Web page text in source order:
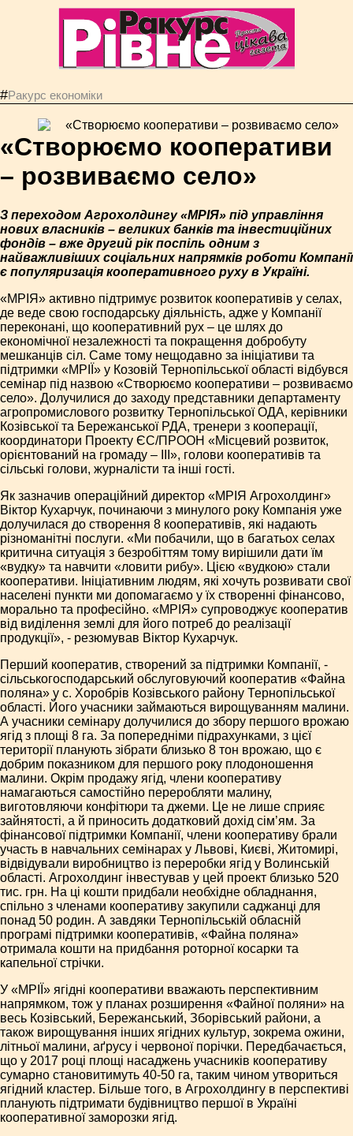
#Ракурс економiки
«Створюємо кооперативи
– розвиваємо село»
З переходом Агрохолдингу «МРІЯ» під управління
нових власників – великих банків та інвестиційних
фондів – вже другий рік поспіль одним з
найважливіших соціальних напрямків роботи Компанії
є популяризація кооперативного руху в Україні.
«МРІЯ» активно підтримує розвиток кооперативів у селах,
де веде свою господарську діяльність, адже у Компанії
переконані, що кооперативний рух – це шлях до
економічної незалежності та покращення добробуту
мешканців сіл. Саме тому нещодавно за ініціативи та
підтримки «МРІЇ» у Козовій Тернопільської області відбувся
семінар під назвою «Створюємо кооперативи – розвиваємо
село». Долучилися до заходу представники департаменту
агропромислового розвитку Тернопільської ОДА, керівники
Козівської та Бережанської РДА, тренери з кооперації,
координатори Проекту ЄС/ПРООН «Місцевий розвиток,
орієнтований на громаду – ІІІ», голови кооперативів та
сільські голови, журналісти та інші гості.
Як зазначив операційний директор «МРІЯ Агрохолдинг»
Віктор Кухарчук, починаючи з минулого року Компанія уже
долучилася до створення 8 кооперативів, які надають
різноманітні послуги. «Ми побачили, що в багатьох селах
критична ситуація з безробіттям тому вирішили дати їм
«вудку» та навчити «ловити рибу». Цією «вудкою» стали
кооперативи. Ініціативним людям, які хочуть розвивати свої
населені пункти ми допомагаємо у їх створенні фінансово,
морально та професійно. «МРІЯ» супроводжує кооператив
від виділення землі для його потреб до реалізації
продукції», - резюмував Віктор Кухарчук.
Перший кооператив, створений за підтримки Компанії, -
сільськогосподарський обслуговуючий кооператив «Файна
поляна» у с. Хоробрів Козівського району Тернопільської
області. Його учасники займаються вирощуванням малини.
А учасники семінару долучилися до збору першого врожаю
ягід з площі 8 га. За попередніми підрахунками, з цієї
території планують зібрати близько 8 тон врожаю, що є
добрим показником для першого року плодоношення
малини. Окрім продажу ягід, члени кооперативу
намагаються самостійно переробляти малину,
виготовляючи конфітюри та джеми. Це не лише сприяє
зайнятості, а й приносить додатковий дохід сім’ям. За
фінансової підтримки Компанії, члени кооперативу брали
участь в навчальних семінарах у Львові, Києві, Житомирі,
відвідували виробництво із переробки ягід у Волинській
області. Агрохолдинг інвестував у цей проект близько 520
тис. грн. На ці кошти придбали необхідне обладнання,
спільно з членами кооперативу закупили саджанці для
понад 50 родин. А завдяки Тернопільській обласній
програмі підтримки кооперативів, «Файна поляна»
отримала кошти на придбання роторної косарки та
капельної стрічки.
У «МРІЇ» ягідні кооперативи вважають перспективним
напрямком, тож у планах розширення «Файної поляни» на
весь Козівський, Бережанський, Зборівський райони, а
також вирощування інших ягідних культур, зокрема ожини,
літньої малини, аґрусу і червоної порічки. Передбачається,
що у 2017 році площі насаджень учасників кооперативу
сумарно становитимуть 40-50 га, таким чином утвориться
ягідний кластер. Більше того, в Агрохолдингу в перспективі
планують підтримати будівництво першої в Україні
кооперативної заморозки ягід.